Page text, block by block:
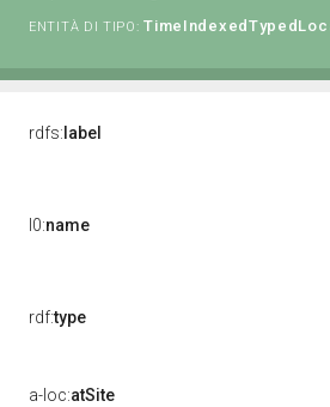
ENTITÀ DI TIPO:
rdfs: label
l0:name
rdf:type
a-loc:atSite